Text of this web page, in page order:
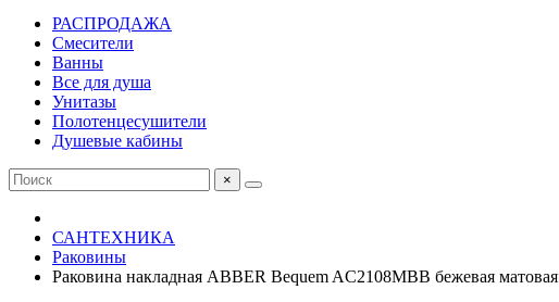
РАСПРОДАЖА
Смесители
Ванны
Все для душа
Унитазы
Полотенцесушители
Душевые кабины
×
САНТЕХНИКА
Раковины
Раковина накладная ABBER Bequem AC2108MBB бежевая матовая